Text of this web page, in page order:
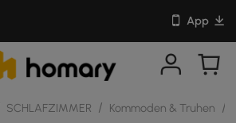
App
SCHLAFZIMMER / Kommoden & Truhen /